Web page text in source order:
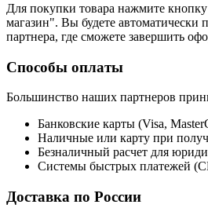
Для покупки товара нажмите
магазин". Вы будете автоматически
партнера, где сможете завершить
Способы оплаты
Большинство наших партнеров
Банковские карты (Visa,
Наличные или карту при
Безналичный расчет для
Системы быстрых платежей
Доставка по России